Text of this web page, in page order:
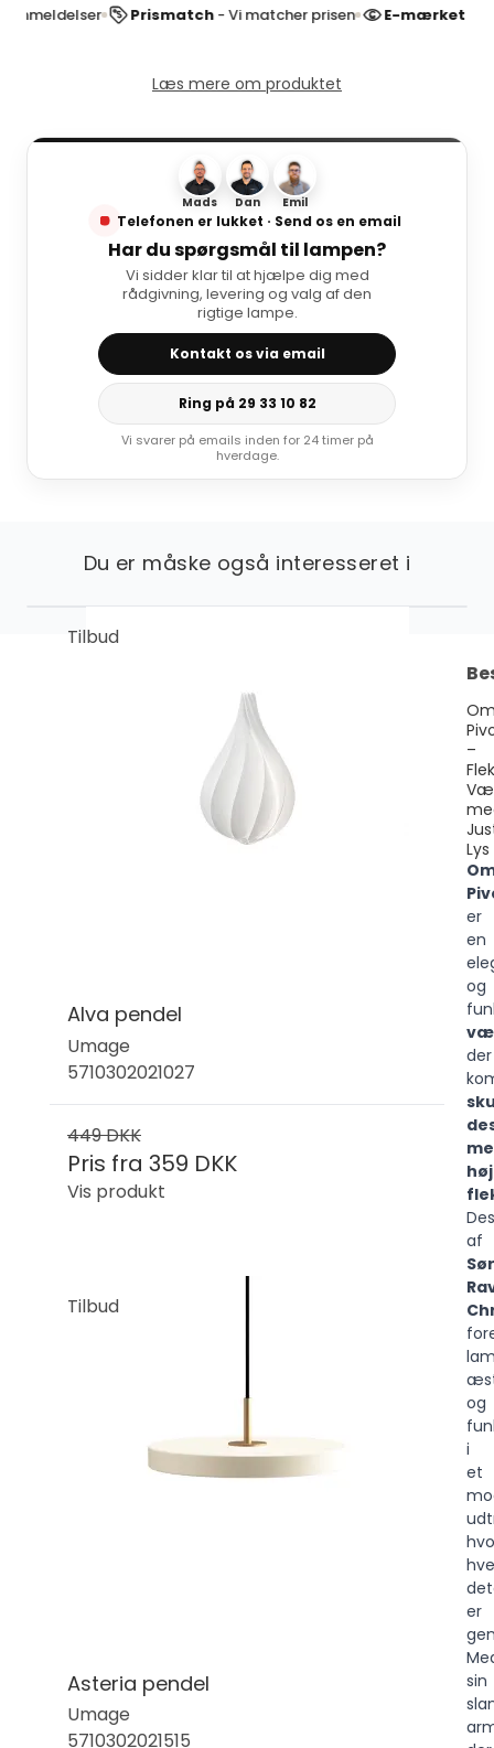
Prismatch- Vi matcher prisen E-mærket
Læs mere om produktet
Mads Dan Emil
Telefonen er lukket · Send os en email
Har du spørgsmål til lampen?
Vi sidder klar til at hjælpe dig med
rådgivning, levering og valg af den
rigtige lampe.
Kontakt os via email
Ring på 29 33 10 82
Vi svarer på emails inden for 24 timer på
hverdage.
Du er måske også interesseret i
Tilbud
Alva pendel
Umage
5710302021027
449 DKK
Pris fra 359 DKK
Vis produkt
Tilbud
Asteria pendel
Umage
5710302021515
–
Lys
er
en
og
der
høj
af
og
i
et
er
sin